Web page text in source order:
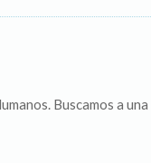
Buscamos a una